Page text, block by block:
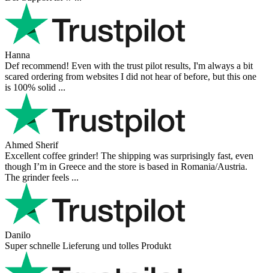
Hanna
Def recommend! Even with the trust pilot results, I'm always a bit
scared ordering from websites I did not hear of before, but this one
is 100% solid ...
Ahmed Sherif
Excellent coffee grinder! The shipping was surprisingly fast, even
though I’m in Greece and the store is based in Romania/Austria.
The grinder feels ...
Danilo
Super schnelle Lieferung und tolles Produkt